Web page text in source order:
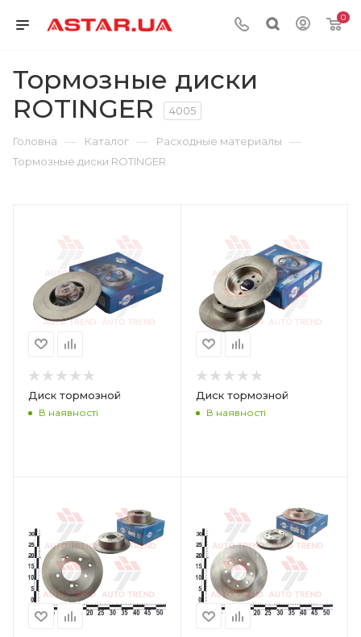
0
Тормозные диски
ROTINGER
4005
Головна — Каталог — Расходные материалы —
Тормозные диски ROTINGER
Диск тормозной
В наявності
Диск тормозной
В наявності